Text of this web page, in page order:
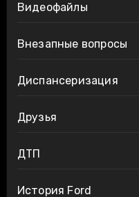
Видеофайлы
Внезапные вопросы
Диспансеризация
Друзья
ДТП
История Ford